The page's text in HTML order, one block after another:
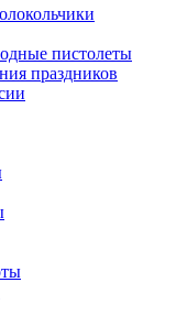
пистолеты
праздников